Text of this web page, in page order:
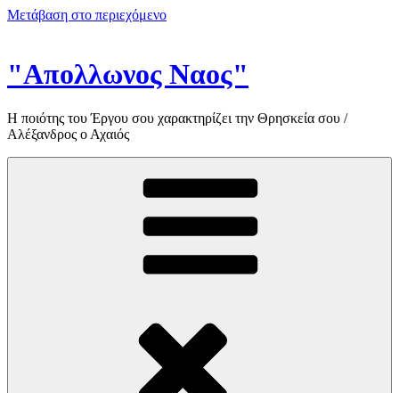
Μετάβαση στο περιεχόμενο
"Απολλωνος Ναος"
Η ποιότης του Έργου σου χαρακτηρίζει την Θρησκεία σου /
Αλέξανδρος ο Αχαιός